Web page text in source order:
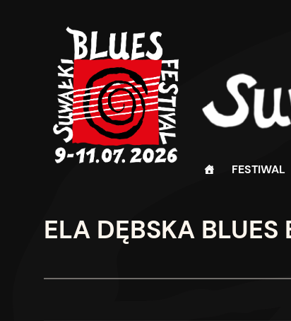
FESTIWAL
ELA DĘBSKA